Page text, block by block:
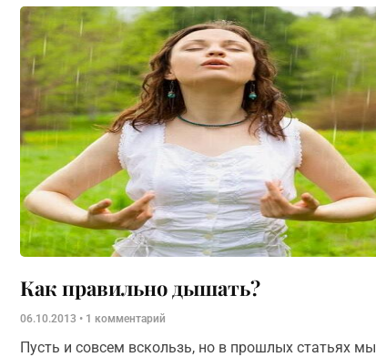
здоровьем
Как правильно дышать?
06.10.2013 1 комментарий
Пусть и совсем вскользь, но в прошлых статьях мы